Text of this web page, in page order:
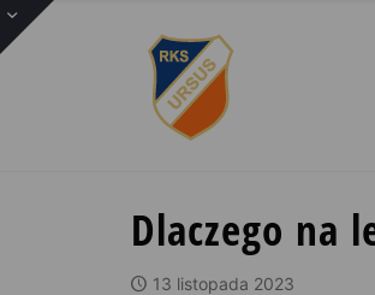
Dlaczego na
13 listopada 2023